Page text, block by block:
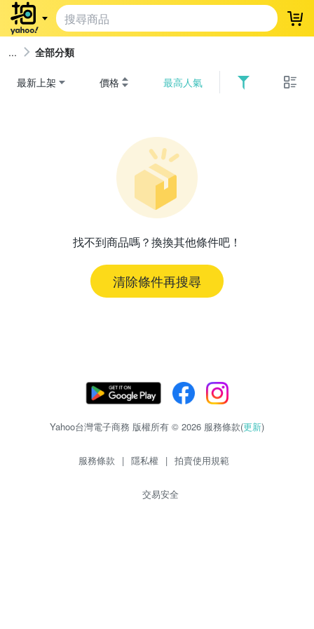
登
全部分類
最新上架 價格 最高人氣
找不到商品嗎？換換其他條件吧！
清除條件再搜尋
Yahoo台灣電子商務 版權所有 © 2026 服務條款(更新)
服務條款 | 隱私權 | 拍賣使用規範
交易安全